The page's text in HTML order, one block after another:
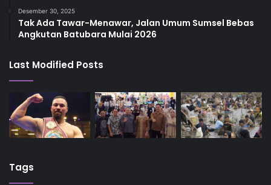
Desember 30, 2025
Tak Ada Tawar-Menawar, Jalan Umum Sumsel Bebas
Angkutan Batubara Mulai 2026
Last Modified Posts
Tags